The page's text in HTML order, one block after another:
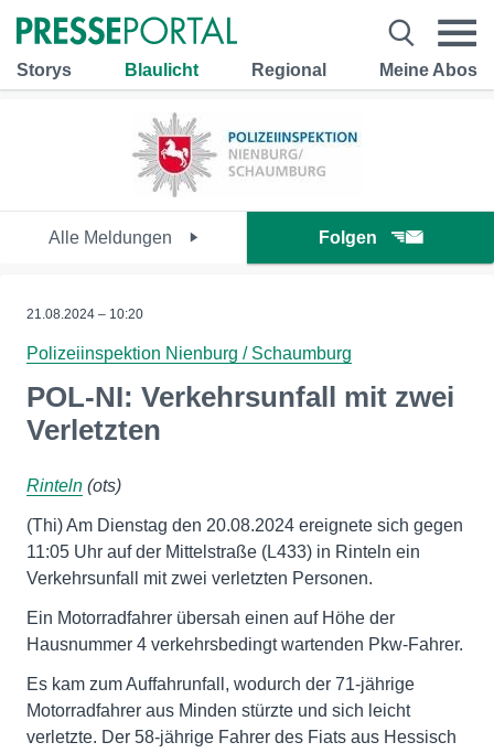
Storys Blaulicht Regional Meine Abos
Alle Meldungen Folgen
21.08.2024 – 10:20
Polizeiinspektion Nienburg / Schaumburg
POL-NI: Verkehrsunfall mit zwei
Verletzten
Rinteln (ots)
(Thi) Am Dienstag den 20.08.2024 ereignete sich gegen
11:05 Uhr auf der Mittelstraße (L433) in Rinteln ein
Verkehrsunfall mit zwei verletzten Personen.
Ein Motorradfahrer übersah einen auf Höhe der
Hausnummer 4 verkehrsbedingt wartenden Pkw-Fahrer.
Es kam zum Auffahrunfall, wodurch der 71-jährige
Motorradfahrer aus Minden stürzte und sich leicht
verletzte. Der 58-jährige Fahrer des Fiats aus Hessisch